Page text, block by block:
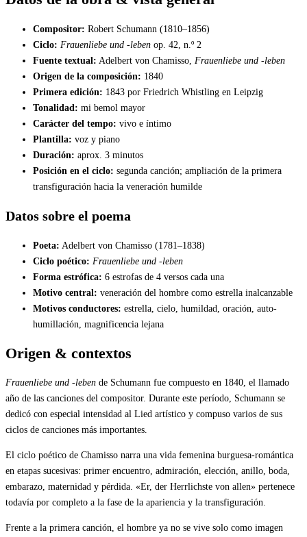
Compositor: Robert Schumann (1810–1856)
Ciclo: Frauenliebe und -leben op. 42, n.º 2
Fuente textual: Adelbert von Chamisso, Frauenliebe und -leben
Origen de la composición: 1840
Primera edición: 1843 por Friedrich Whistling en Leipzig
Tonalidad: mi bemol mayor
Carácter del tempo: vivo e íntimo
Plantilla: voz y piano
Duración: aprox. 3 minutos
Posición en el ciclo: segunda canción; ampliación de la primera
transfiguración hacia la veneración humilde
Datos sobre el poema
Poeta: Adelbert von Chamisso (1781–1838)
Ciclo poético: Frauenliebe und -leben
Forma estrófica: 6 estrofas de 4 versos cada una
Motivo central: veneración del hombre como estrella inalcanzable
Motivos conductores: estrella, cielo, humildad, oración, auto-
humillación, magnificencia lejana
Origen & contextos
Frauenliebe und -leben de Schumann fue compuesto en 1840, el llamado
año de las canciones del compositor. Durante este período, Schumann se
dedicó con especial intensidad al Lied artístico y compuso varios de sus
ciclos de canciones más importantes.
El ciclo poético de Chamisso narra una vida femenina burguesa-romántica
en etapas sucesivas: primer encuentro, admiración, elección, anillo, boda,
embarazo, maternidad y pérdida. «Er, der Herrlichste von allen» pertenece
todavía por completo a la fase de la apariencia y la transfiguración.
Frente a la primera canción, el hombre ya no se vive solo como imagen